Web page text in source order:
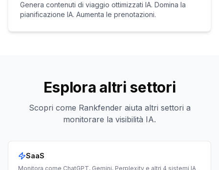
Genera contenuti di viaggio ottimizzati IA. Domina la
pianificazione IA. Aumenta le prenotazioni.
Esplora altri settori
Scopri come Rankfender aiuta altri settori a
monitorare la visibilità IA.
SaaS
Monitora come ChatGPT, Gemini, Perplexity e altri 4 sistemi IA